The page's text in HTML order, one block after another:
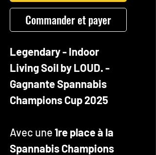
Commander et payer
Legendary - Indoor
Living Soil by LOUD. -
Gagnante Spannabis
Champions Cup 2025
Avec une1re place à la
Spannabis Champions